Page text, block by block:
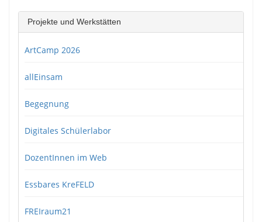
Projekte und Werkstätten
ArtCamp 2026
allEinsam
Begegnung
Digitales Schülerlabor
DozentInnen im Web
Essbares KreFELD
FREIraum21